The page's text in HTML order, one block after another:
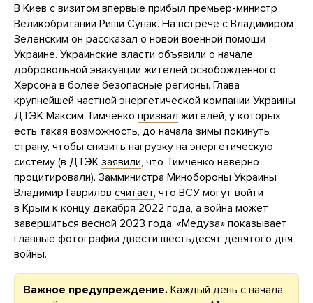
В Киев с визитом впервые прибыл премьер-министр
Великобритании Риши Сунак. На встрече с Владимиром
Зеленским он рассказал о новой военной помощи
Украине. Украинские власти объявили о начале
добровольной эвакуации жителей освобожденного
Херсона в более безопасные регионы. Глава
крупнейшей частной энергетической компании Украины
ДТЭК Максим Тимченко призвал жителей, у которых
есть такая возможность, до начала зимы покинуть
страну, чтобы снизить нагрузку на энергетическую
систему (в ДТЭК заявили, что Тимченко неверно
процитировали). Замминистра Минобороны Украины
Владимир Гаврилов считает, что ВСУ могут войти
в Крым к концу декабря 2022 года, а война может
завершиться весной 2023 года. «Медуза» показывает
главные фотографии двести шестьдесят девятого дня
войны.
Важное предупреждение. Каждый день с начала